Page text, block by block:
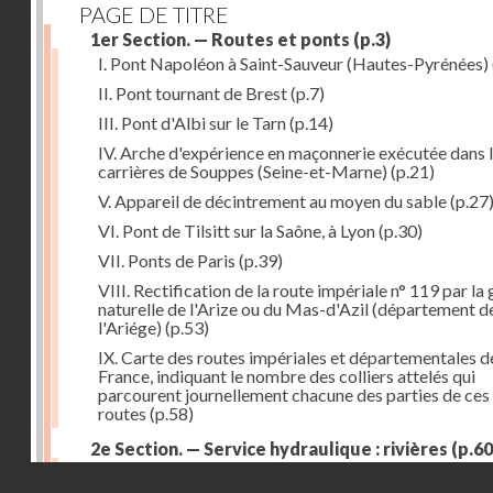
PAGE DE TITRE
1er Section. — Routes et ponts (p.3)
I. Pont Napoléon à Saint-Sauveur (Hautes-Pyrénées)
II. Pont tournant de Brest(p.7)
III. Pont d'Albi sur le Tarn(p.14)
IV. Arche d'expérience en maçonnerie exécutée dans
carrières de Souppes (Seine-et-Marne) (p.21)
V. Appareil de décintrement au moyen du sable(p.27)
VI. Pont de Tilsitt sur la Saône, à Lyon(p.30)
VII. Ponts de Paris (p.39)
VIII. Rectification de la route impériale n° 119 par la
naturelle de l'Arize ou du Mas-d'Azil (département
l'Ariége) (p.53)
IX. Carte des routes impériales et départementales
France, indiquant le nombre des colliers attelés qui
parcourent journellement chacune des parties de ces
routes (p.58)
2e Section. — Service hydraulique : rivières